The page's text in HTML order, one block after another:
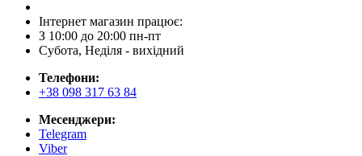
Інтернет магазин працює:
З 10:00 до 20:00 пн-пт
Субота, Неділя - вихідний
Телефони:
+38 098 317 63 84
Месенджери:
Telegram
Viber